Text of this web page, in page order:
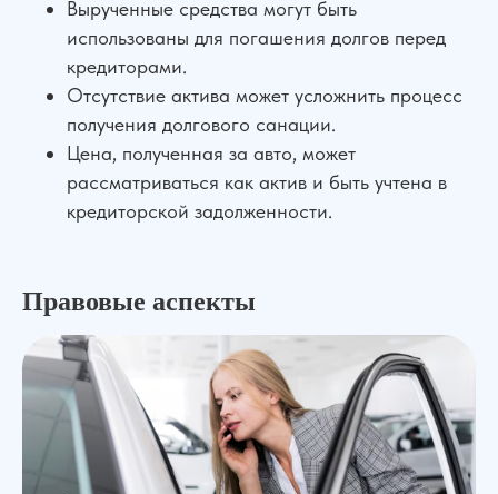
Вырученные средства могут быть
использованы для погашения долгов перед
кредиторами.
Отсутствие актива может усложнить процесс
получения долгового санации.
Цена, полученная за авто, может
рассматриваться как актив и быть учтена в
кредиторской задолженности.
Правовые аспекты